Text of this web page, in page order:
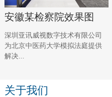
安徽某检察院效果图
深圳亚讯威视数字技术有限公司
为北京中医药大学模拟法庭提供
解决...
关于我们